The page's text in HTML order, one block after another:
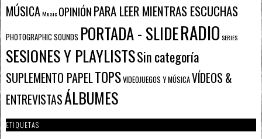
MÚSICAMusic OPINIÓNPARA LEER MIENTRAS ESCUCHAS
PHOTOGRAPHIC SOUNDS PORTADA - SLIDERADIO SERIES
SESIONES Y PLAYLISTSSin categoría
SUPLEMENTO PAPELTOPSVIDEOJUEGOS Y MÚSICAVÍDEOS &
ENTREVISTASÁLBUMES
ETIQUETAS